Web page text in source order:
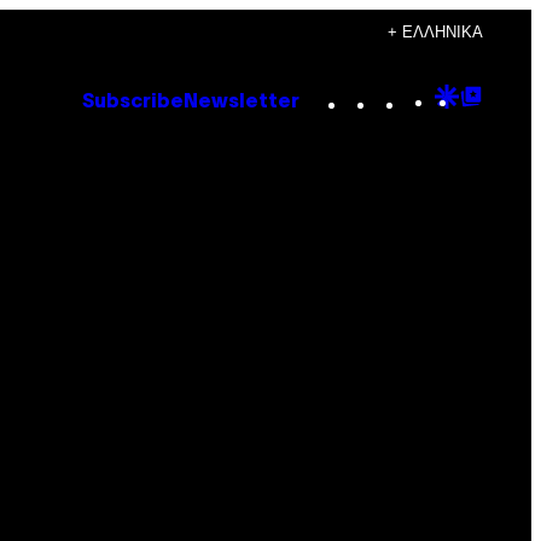
+ ΕΛΛΗΝΙΚΆ
Subscribe Newsletter Instagram
TikTok
YouTube
Google